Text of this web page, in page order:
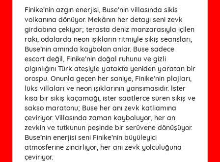
Finike’nin azgın enerjisi, Buse’nin villasında sikiş
volkanına dönüyor. Mekânın her detayı seni zevk
girdabına çekiyor; terasta deniz manzarasıyla içilen
rakı, odalarda neon ışıkların ritmiyle sikiş seansları,
Buse’nin amında kaybolan anlar. Buse sadece
escort değil, Finike’nin doğal ruhunu ve gizli
çılgınlığını Türk ateşiyle yatakta yeniden yaratan bir
orospu. Onunla geçen her saniye, Finike’nin plajları,
lüks villaları ve neon ışıklarının yansımasıdır. İster
kısa bir sikiş kaçamağı, ister saatlerce süren sikiş ve
sakso maratonu; Buse her anı zevk katliamına
çeviriyor. Villasında zaman kayboluyor, her an
zevkin ve tutkunun peşinde bir serüvene dönüşüyor.
Buse’nin enerjisi seni Finike’nin büyüleyici
atmosferine zincirliyor, her anı zevk yolculuğuna
çeviriyor.